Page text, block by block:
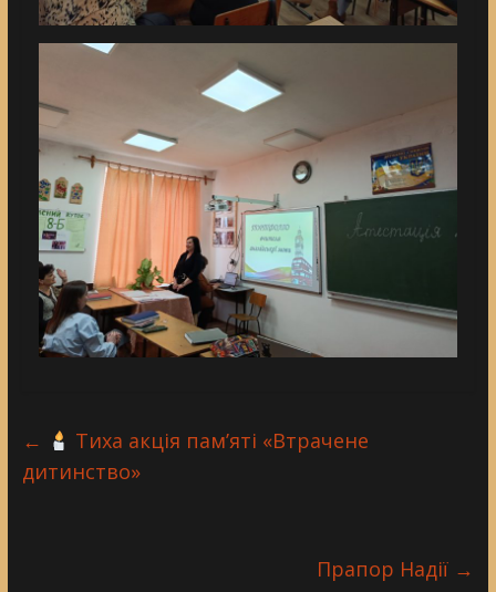
←
Тиха акція пам’яті «Втрачене
дитинство»
Прапор Надії →